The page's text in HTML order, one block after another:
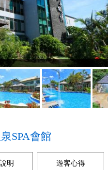
SPA會館
明 遊客心得